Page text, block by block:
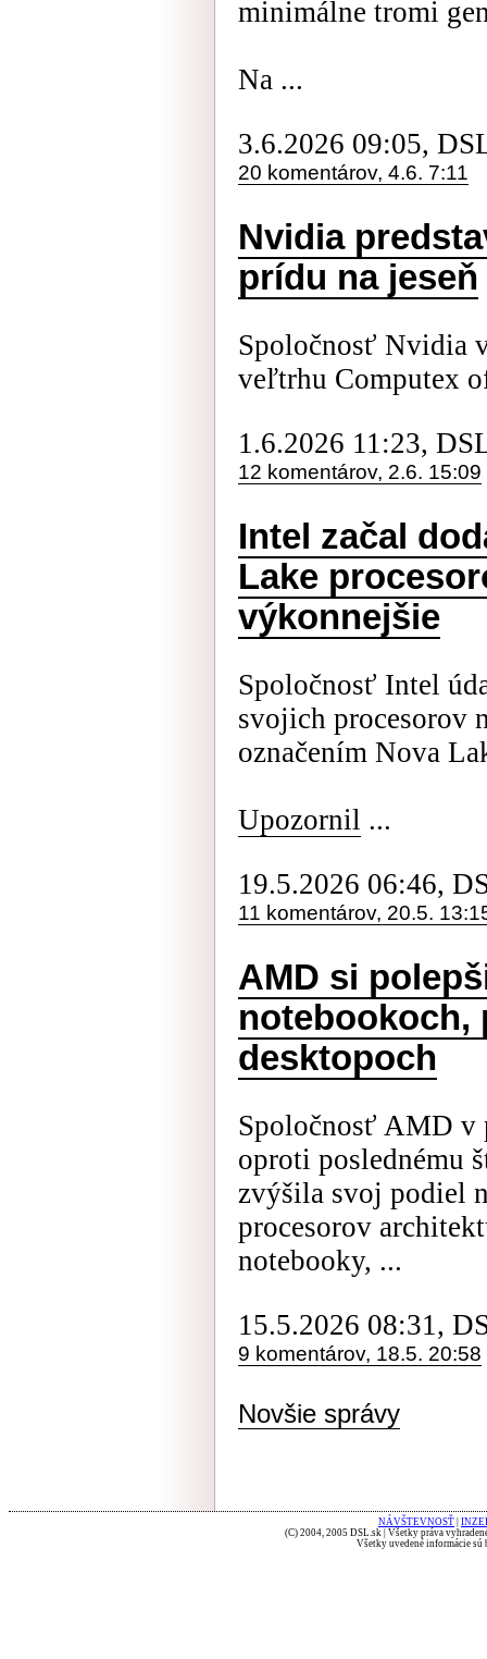
minimálne tromi
Na ...
3.6.2026 09:05,
20 komentárov, 4.6. 7:11
Nvidia
prídu na jeseň
Spoločnosť Nvidia
veľtrhu Computex
1.6.2026 11:23,
12 komentárov, 2.6. 15:09
Intel začal
Lake
výkonnejšie
Spoločnosť Intel
svojich procesorov
označením Nova
Upozornil ...
19.5.2026 06:46,
11 komentárov, 20.5.
AMD si
notebookoch,
desktopoch
Spoločnosť AMD v
oproti poslednému
zvýšila svoj podiel
procesorov
notebooky, ...
15.5.2026 08:31,
9 komentárov, 18.5. 20:58
Novšie správy
NÁVŠTEVNOSŤ
(C) 2004, 2005 DSL.sk | Všetky práva
Všetky uvedené informácie sú